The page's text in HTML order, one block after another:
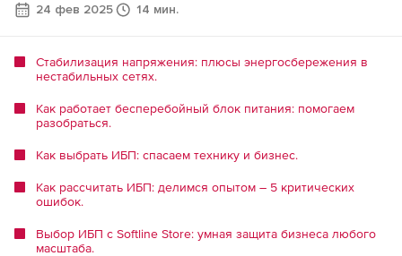
24 фев 2025 14 мин.
Стабилизация напряжения: плюсы энергосбережения в
нестабильных сетях.
Как работает бесперебойный блок питания: помогаем
разобраться.
Как выбрать ИБП: спасаем технику и бизнес.
Как рассчитать ИБП: делимся опытом – 5 критических
ошибок.
Выбор ИБП с Softline Store: умная защита бизнеса любого
масштаба.